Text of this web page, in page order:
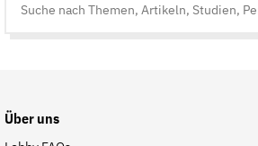
Über uns